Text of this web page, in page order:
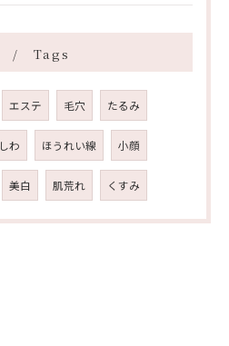
Tags
エステ 毛穴 たるみ
しわ ほうれい線 小顔
美白 肌荒れ くすみ